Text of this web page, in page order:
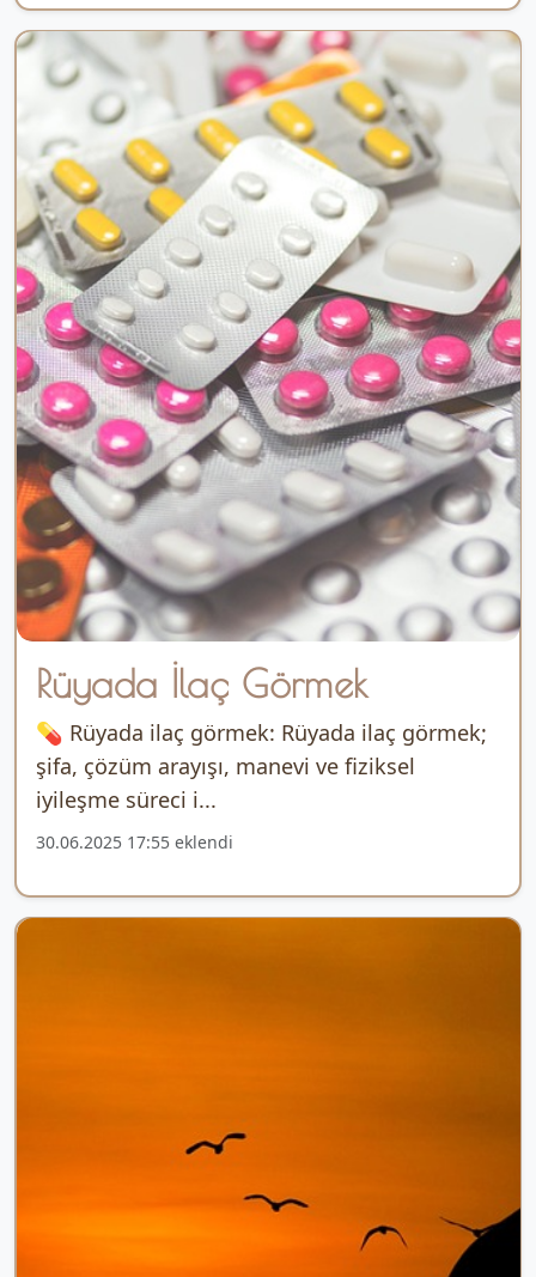
Rüyada İlaç Görmek
💊 Rüyada ilaç görmek: Rüyada ilaç görmek;
şifa, çözüm arayışı, manevi ve fiziksel
iyileşme süreci i...
30.06.2025 17:55 eklendi